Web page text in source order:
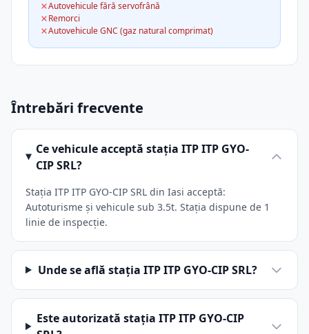
Autovehicule fără servofrână
Remorci
Autovehicule GNC (gaz natural comprimat)
Întrebări frecvente
Ce vehicule acceptă stația ITP ITP GYO-
CIP SRL?
Stația ITP ITP GYO-CIP SRL din Iasi acceptă:
Autoturisme și vehicule sub 3.5t. Stația dispune de 1
linie de inspecție.
Unde se află stația ITP ITP GYO-CIP SRL?
Este autorizată stația ITP ITP GYO-CIP